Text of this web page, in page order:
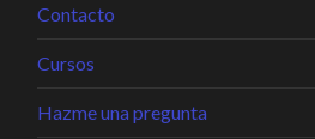
Contacto
Cursos
Hazme una pregunta